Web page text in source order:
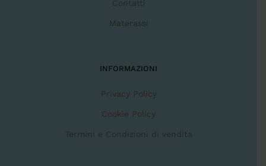
Contatti
Materassi
INFORMAZIONI
Privacy Policy
Cookie Policy
Termini e Condizioni di vendita